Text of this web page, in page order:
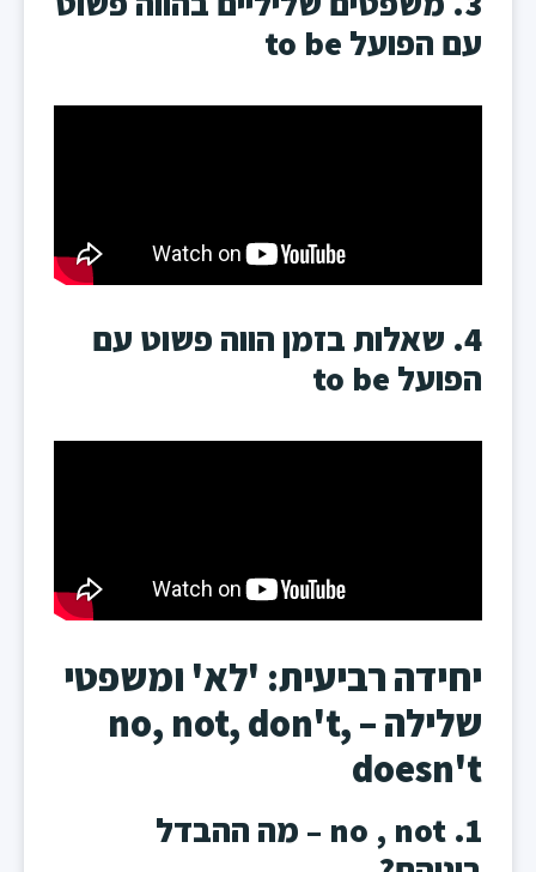
עם הפועל to be
4. שאלות בזמן הווה פשוט עם
הפועל to be
יחידה רביעית: 'לא' ומשפטי
שלילה – no, not, don't,
doesn't
1. no , not – מה ההבדל